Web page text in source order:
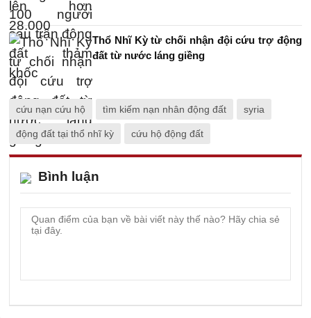
Thổ Nhĩ Kỳ từ chối nhận đội cứu trợ động
đất từ nước láng giềng
cứu nạn cứu hộ tìm kiếm nạn nhân động đất syria
động đất tại thổ nhĩ kỳ cứu hộ động đất
Bình luận